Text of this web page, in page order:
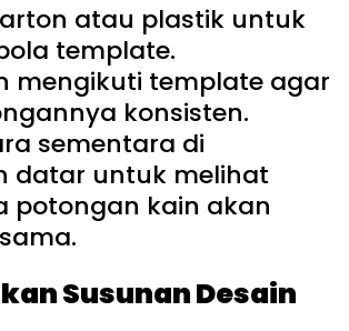
atau plastik untuk
template.
mengikuti template agar
konsisten.
sementara di
datar untuk melihat
potongan kain akan
Susunan Desain